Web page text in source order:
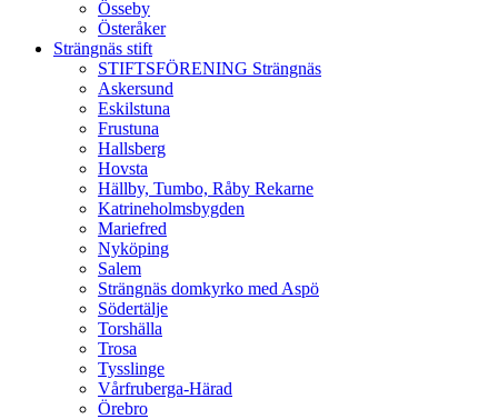
Össeby
Österåker
Strängnäs stift
STIFTSFÖRENING Strängnäs
Askersund
Eskilstuna
Frustuna
Hallsberg
Hovsta
Hällby, Tumbo, Råby Rekarne
Katrineholmsbygden
Mariefred
Nyköping
Salem
Strängnäs domkyrko med Aspö
Södertälje
Torshälla
Trosa
Tysslinge
Vårfruberga-Härad
Örebro